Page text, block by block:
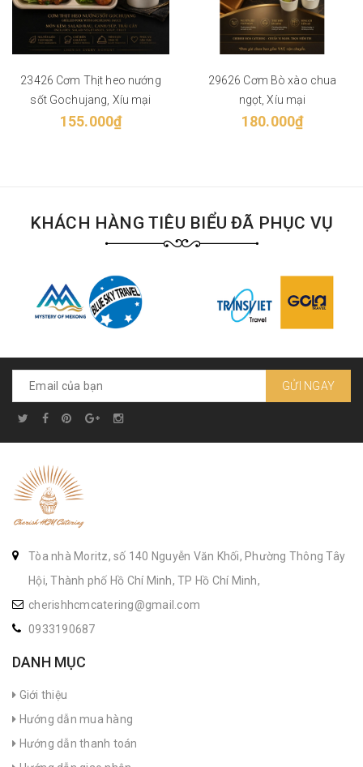
23426 Cơm Thịt heo nướng
sốt Gochujang, Xíu mại
155.000₫
29626 Cơm Bò xào chua
ngọt, Xíu mại
180.000₫
KHÁCH HÀNG TIÊU BIỂU ĐÃ PHỤC VỤ
GỬI NGAY
Tòa nhà Moritz, số 140 Nguyễn Văn Khối, Phường Thông Tây
Hội, Thành phố Hồ Chí Minh, TP Hồ Chí Minh,
cherishhcmcatering@gmail.com
0933190687
DANH MỤC
Giới thiệu
Hướng dẫn mua hàng
Hướng dẫn thanh toán